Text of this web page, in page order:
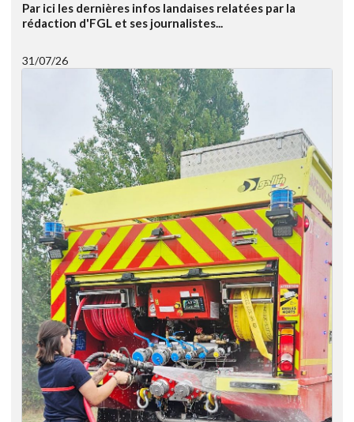
Par ici les dernières infos landaises relatées par la
rédaction d'FGL et ses journalistes...
31/07/26